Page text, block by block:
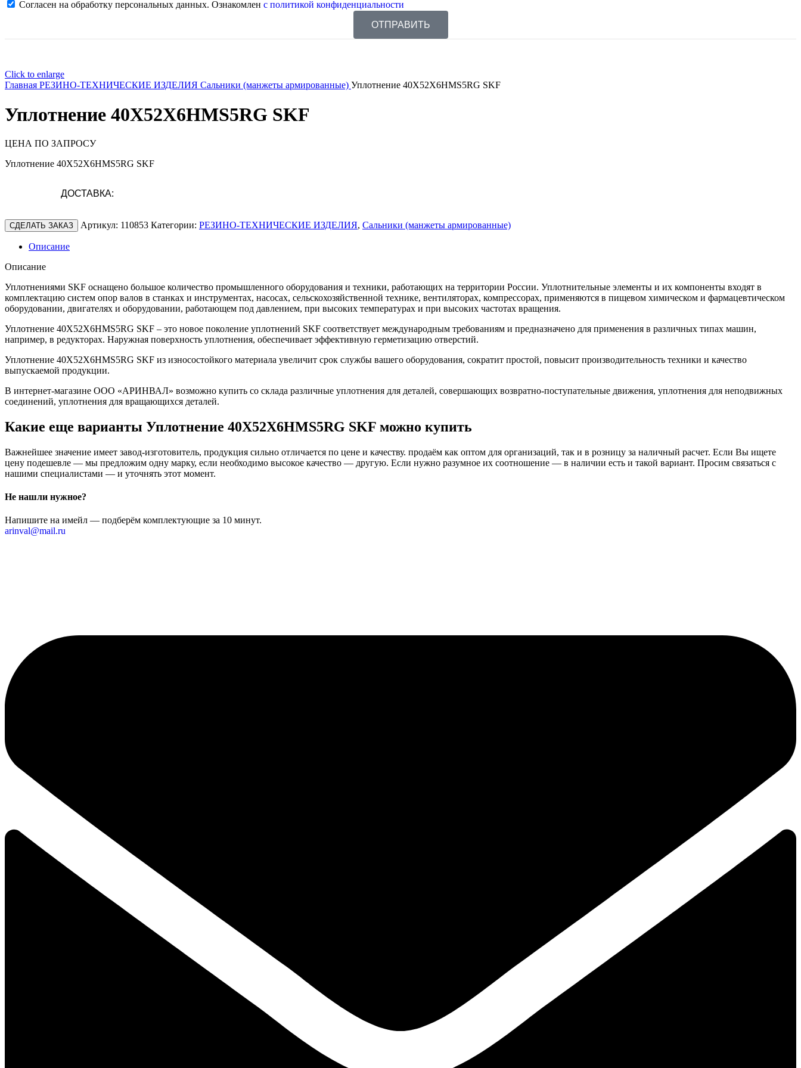
Согласен на обработку персональных данных. Ознакомлен с политикой конфиденциальности
ОТПРАВИТЬ
Click to enlarge
Главная РЕЗИНО-ТЕХНИЧЕСКИЕ ИЗДЕЛИЯ Сальники (манжеты армированные) Уплотнение 40X52X6HMS5RG SKF
Уплотнение 40X52X6HMS5RG SKF
ЦЕНА ПО ЗАПРОСУ
Уплотнение 40X52X6HMS5RG SKF
ДОСТАВКА:
СДЕЛАТЬ ЗАКАЗ Артикул: 110853 Категории: РЕЗИНО-ТЕХНИЧЕСКИЕ ИЗДЕЛИЯ, Сальники (манжеты армированные)
Описание
Описание
Уплотнениями SKF оснащено большое количество промышленного оборудования и техники, работающих на территории России. Уплотнительные элементы и их компоненты входят в
комплектацию систем опор валов в станках и инструментах, насосах, сельскохозяйственной технике, вентиляторах, компрессорах, применяются в пищевом химическом и фармацевтическом
оборудовании, двигателях и оборудовании, работающем под давлением, при высоких температурах и при высоких частотах вращения.
Уплотнение 40X52X6HMS5RG SKF – это новое поколение уплотнений SKF соответствует международным требованиям и предназначено для применения в различных типах машин,
например, в редукторах. Наружная поверхность уплотнения, обеспечивает эффективную герметизацию отверстий.
Уплотнение 40X52X6HMS5RG SKF из износостойкого материала увеличит срок службы вашего оборудования, сократит простой, повысит производительность техники и качество
выпускаемой продукции.
В интернет-магазине ООО «АРИНВАЛ» возможно купить со склада различные уплотнения для деталей, совершающих возвратно-поступательные движения, уплотнения для неподвижных
соединений, уплотнения для вращающихся деталей.
Какие еще варианты Уплотнение 40X52X6HMS5RG SKF можно купить
Важнейшее значение имеет завод-изготовитель, продукция сильно отличается по цене и качеству. продаём как оптом для организаций, так и в розницу за наличный расчет. Если Вы ищете
цену подешевле — мы предложим одну марку, если необходимо высокое качество — другую. Если нужно разумное их соотношение — в наличии есть и такой вариант. Просим связаться с
нашими специалистами — и уточнять этот момент.
Не нашли нужное?
Напишите на имейл — подберём комплектующие за 10 минут.
arinval@mail.ru